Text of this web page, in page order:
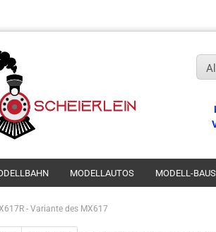
MODELLAUTOS MODELL-
- Variante des MX617